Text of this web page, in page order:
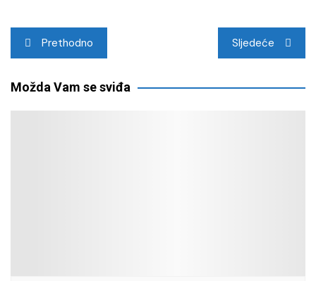
Navigacija
objava
Prethodno Sljedeće
Možda Vam se sviđa